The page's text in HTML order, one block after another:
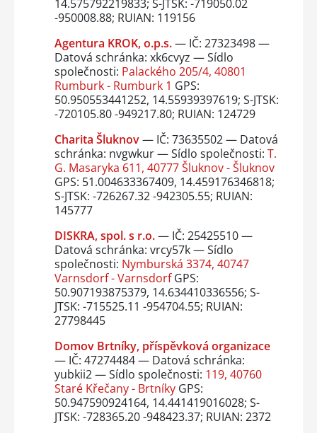
14.575792219833; S-JTSK: -719050.02
-950008.88; RUIAN: 119156
Agentura KROK, o.p.s.— IČ: 27323498 —
Datová schránka: xk6cvyz — Sídlo
společnosti: Palackého 205/4, 40801
Rumburk - Rumburk 1 GPS:
50.950553441252, 14.55939397619; S-JTSK:
-720105.80 -949217.80; RUIAN: 124729
Charita Šluknov— IČ: 73635502 — Datová
schránka: nvgwkur — Sídlo společnosti: T.
G. Masaryka 611, 40777 Šluknov - Šluknov
GPS: 51.004633367409, 14.459176346818;
S-JTSK: -726267.32 -942305.55; RUIAN:
145777
DISKRA, spol. s r.o.— IČ: 25425510 —
Datová schránka: vrcy57k — Sídlo
společnosti: Nymburská 3374, 40747
Varnsdorf - VarnsdorfGPS:
50.907193875379, 14.634410336556; S-
JTSK: -715525.11 -954704.55; RUIAN:
27798445
Domov Brtníky, příspěvková organizace
— IČ: 47274484 — Datová schránka:
yubkii2 — Sídlo společnosti: 119, 40760
Staré Křečany - BrtníkyGPS:
50.947590924164, 14.441419016028; S-
JTSK: -728365.20 -948423.37; RUIAN: 2372